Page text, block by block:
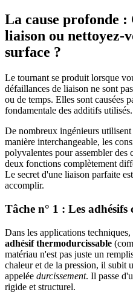
La cause profonde :
liaison ou nettoyez-
surface ?
Le tournant se produit lorsque
défaillances de liaison ne sont
ou de temps. Elles sont causées
fondamentale des additifs utilisés.
De nombreux ingénieurs
manière interchangeable, les
polyvalentes pour assembler des
deux fonctions complètement
Le secret d'une liaison parfaite
accomplir.
Tâche n° 1 : Les adhésifs
Dans les applications
adhésif thermodurcissable
matériau n'est pas juste un
chaleur et de la pression, il subit
appelée durcissement. Il passe
rigide et structurel.